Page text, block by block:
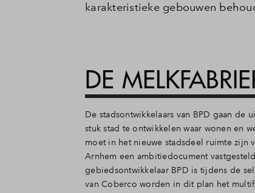
karakteristieke gebouwen
DE
De stadsontwikkelaars van BPD gaan
stuk stad te ontwikkelen waar wonen en
moet in het nieuwe stadsdeel ruimte zijn
Arnhem een ambitiedocument
gebiedsontwikkelaar BPD is tijdens de
van Coberco worden in dit plan het